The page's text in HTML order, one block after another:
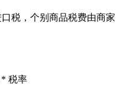
税，个别商品税费由商家
* 税率